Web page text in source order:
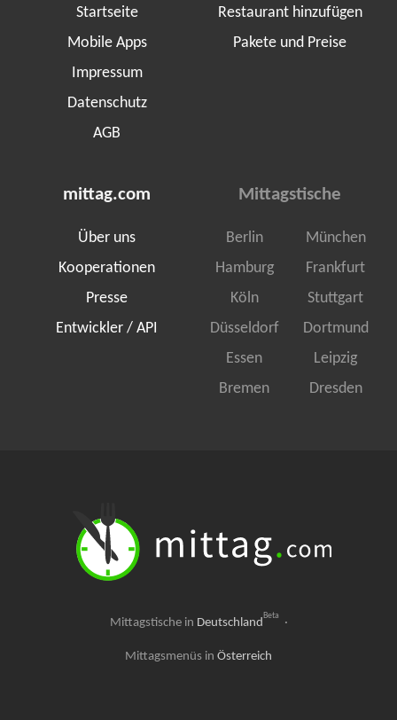
Startseite
Mobile Apps
Impressum
Datenschutz
AGB
Restaurant hinzufügen
Pakete und Preise
mittag.com
Über uns
Kooperationen
Presse
Entwickler / API
Mittagstische
Berlin
München
Hamburg
Frankfurt
Köln
Stuttgart
Düsseldorf
Dortmund
Essen
Leipzig
Bremen
Dresden
Mittagstische in Deutschland Beta ·
Mittagsmenüs in Österreich